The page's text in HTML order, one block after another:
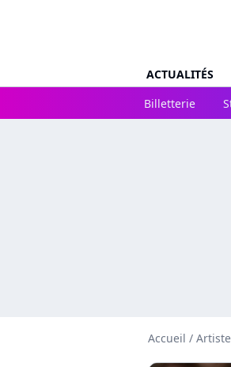
ACTUALITÉS
Billetterie
Accueil /